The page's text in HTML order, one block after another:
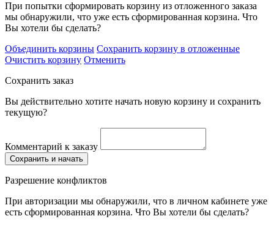
При попытки сформировать корзину из отложенного заказа
мы обнаружили, что уже есть сформированная корзина. Что
Вы хотели бы сделать?
Объединить корзины Сохранить корзину в отложенные
Очистить корзину Отменить
Сохранить заказ
Вы действительно хотите начать новую корзину и сохранить
текущую?
Комментарий к заказу
Сохранить и начать
Разрешение конфликтов
При авторизации мы обнаружили, что в личном кабинете уже
есть сформированная корзина. Что Вы хотели бы сделать?